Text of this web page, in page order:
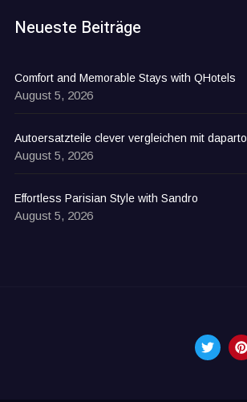
Neueste Beiträge
Comfort and Memorable Stays with QHotels
August 5, 2026
Autoersatzteile clever vergleichen mit daparto
August 5, 2026
Effortless Parisian Style with Sandro
August 5, 2026